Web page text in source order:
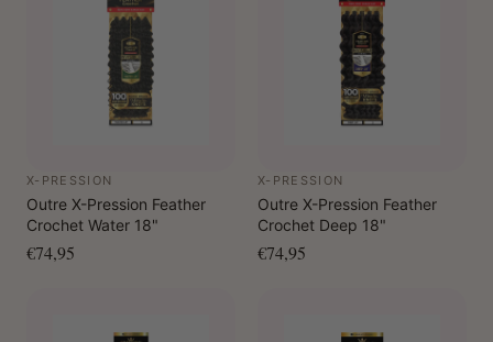
X-PRESSION
Outre X-Pression Feather
Crochet Water 18"
€74,95
X-PRESSION
Outre X-Pression Feather
Crochet Deep 18"
€74,95